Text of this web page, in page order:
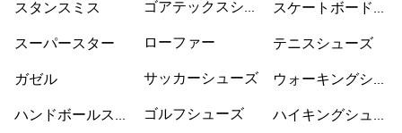
スタンスミス
スーパースター
ガゼル
ハンドボールスペ
ゴアテックスシュ
ローファー
サッカーシューズ
ゴルフシューズ
スケートボードシ
テニスシューズ
ウォーキングシュ
ハイキングシュー